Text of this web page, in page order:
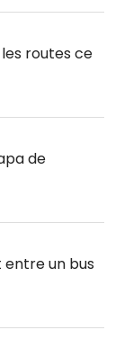
routes ce
de
entre un bus